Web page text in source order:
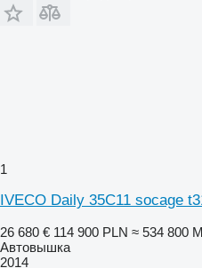
1
IVECO Daily 35C11 socage
26 680 € 114 900 PLN ≈ 534 800
Автовышка
2014